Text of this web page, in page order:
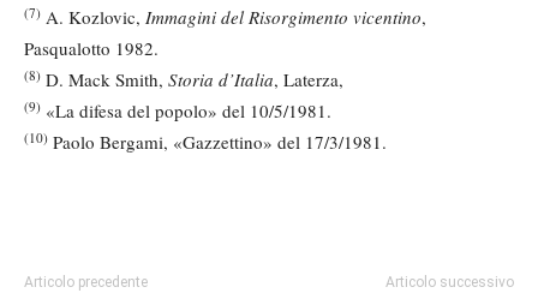
(7) A. Kozlovic, Immagini del Risorgimento vicentino,
Pasqualotto 1982.
(8) D. Mack Smith, Storia d’Italia, Laterza,
(9) «La difesa del popolo» del 10/5/1981.
(10) Paolo Bergami, «Gazzettino» del 17/3/1981.
Articolo precedente Articolo successivo